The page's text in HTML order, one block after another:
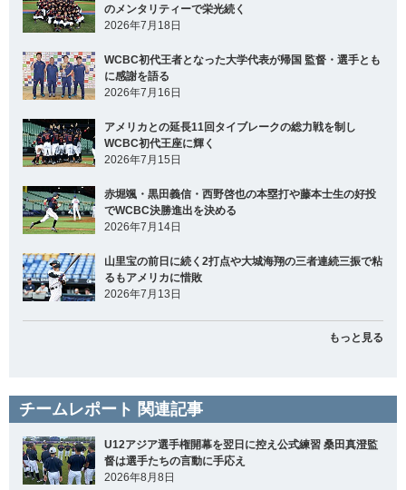
のメンタリティーで栄光続く
2026年7月18日
WCBC初代王者となった大学代表が帰国 監督・選手とも
に感謝を語る
2026年7月16日
アメリカとの延長11回タイブレークの総力戦を制し
WCBC初代王座に輝く
2026年7月15日
赤堀颯・黒田義信・西野啓也の本塁打や藤本士生の好投
でWCBC決勝進出を決める
2026年7月14日
山里宝の前日に続く2打点や大城海翔の三者連続三振で粘
るもアメリカに惜敗
2026年7月13日
もっと見る
チームレポート 関連記事
U12アジア選手権開幕を翌日に控え公式練習 桑田真澄監
督は選手たちの言動に手応え
2026年8月8日